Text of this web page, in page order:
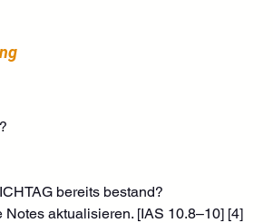
bereits bestand?
aktualisieren. [IAS 10.8–10] [4]